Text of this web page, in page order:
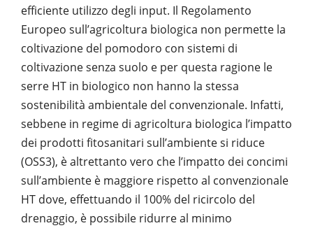
efficiente utilizzo degli input. Il Regolamento
Europeo sull’agricoltura biologica non permette la
coltivazione del pomodoro con sistemi di
coltivazione senza suolo e per questa ragione le
serre HT in biologico non hanno la stessa
sostenibilità ambientale del convenzionale. Infatti,
sebbene in regime di agricoltura biologica l’impatto
dei prodotti fitosanitari sull’ambiente si riduce
(OSS3), è altrettanto vero che l’impatto dei concimi
sull’ambiente è maggiore rispetto al convenzionale
HT dove, effettuando il 100% del ricircolo del
drenaggio, è possibile ridurre al minimo